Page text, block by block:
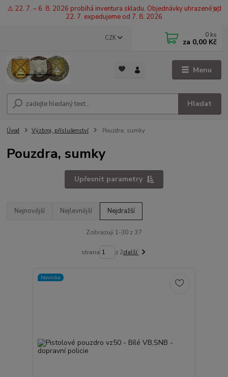
⚠️ 22. 7. – 6. 8. 2026 probíhá inventura skladu. Objednávky uhrazené od
22. 7. expedujeme od 7. 8. 2026
Menu
CZK
Hledat
0 ks
za 0,00 Kč
Úvod Výzbroj, příslušenství Pouzdra, sumky
Pouzdra, sumky
Upřesnit parametry
Nejnovější Nejlevnější Nejdražší
Zobrazuji 1-30 z 37
strana z 2další
Novinka